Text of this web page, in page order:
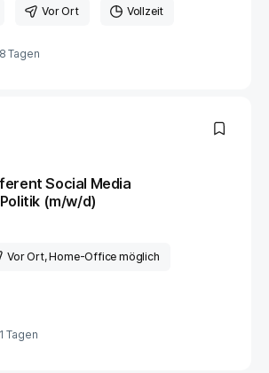
Vor Ort Vollzeit
Tagen
Social Media
(m/w/d)
Vor Ort, Home-Office möglich
Tagen